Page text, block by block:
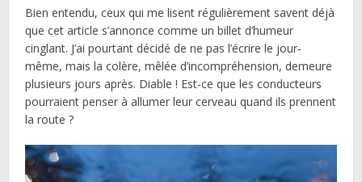
Bien entendu, ceux qui me lisent régulièrement savent déjà
que cet article s’annonce comme un billet d’humeur
cinglant. J’ai pourtant décidé de ne pas l’écrire le jour-
même, mais la colère, mêlée d’incompréhension, demeure
plusieurs jours après. Diable ! Est-ce que les conducteurs
pourraient penser à allumer leur cerveau quand ils prennent
la route ?